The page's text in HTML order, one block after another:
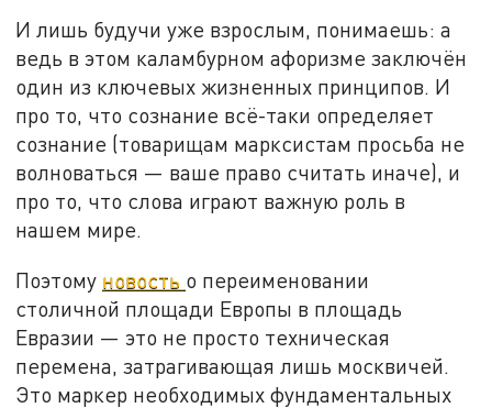
И лишь будучи уже взрослым, понимаешь: а
ведь в этом каламбурном афоризме заключён
один из ключевых жизненных принципов. И
про то, что сознание всё-таки определяет
сознание (товарищам марксистам просьба не
волноваться — ваше право считать иначе), и
про то, что слова играют важную роль в
нашем мире.
Поэтому новость о переименовании
столичной площади Европы в площадь
Евразии — это не просто техническая
перемена, затрагивающая лишь москвичей.
Это маркер необходимых фундаментальных